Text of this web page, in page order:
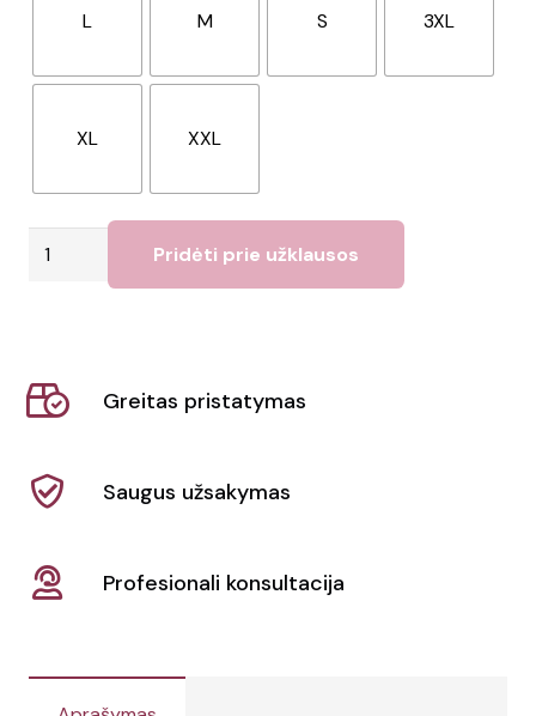
L M S 3XL
XL XXL
produkto
marškinėliai
su
Kariban
Pridėti prie užklausos
Greitas pristatymas
Saugus užsakymas
Profesionali konsultacija